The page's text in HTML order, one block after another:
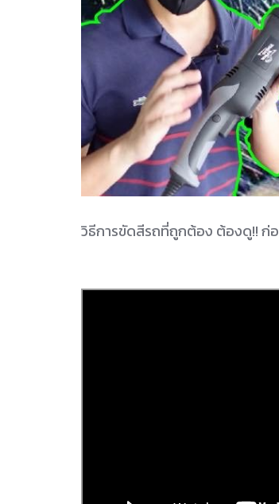
วิธีการขัดสีรถที่ถูกต้อง ต้องดู!! ก่